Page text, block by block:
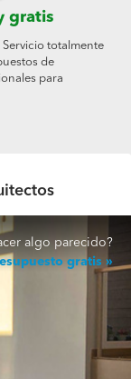
gratis
totalmente
de
para
algo parecido?
gratis